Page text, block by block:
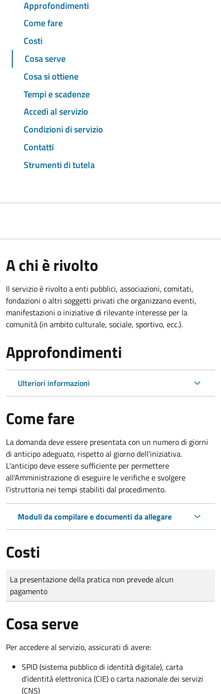
Approfondimenti
Come fare
Costi
Cosa serve
Cosa si ottiene
Tempi e scadenze
Accedi al servizio
Condizioni di servizio
Contatti
Strumenti di tutela
A chi è rivolto
Il servizio è rivolto a enti pubblici, associazioni, comitati,
fondazioni o altri soggetti privati che organizzano eventi,
manifestazioni o iniziative di rilevante interesse per la
comunità (in ambito culturale, sociale, sportivo, ecc.).
Approfondimenti
Ulteriori informazioni
Come fare
La domanda deve essere presentatacon un numero di giorni
di anticipo adeguato, rispetto al giorno dell'iniziativa.
L'anticipo deve essere sufficiente per permettere
all'Amministrazione di eseguire le verifiche e svolgere
l'istruttoria nei tempi stabiliti dal procedimento.
Moduli da compilare e documenti da allegare
Costi
Tipo di pagamento
Importo
La presentazione della pratica non prevede alcun
pagamento
Cosa serve
Per accedere al servizio, assicurati di avere:
SPID (sistema pubblico di identità digitale), carta
d’identità elettronica (CIE) o carta nazionale dei servizi
(CNS)